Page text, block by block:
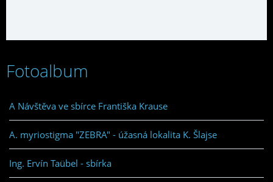
Fotoalbum
A Návštěva ve sbírce Františka Krause
A. myriostigma "ZEBRA" - úžasná lokalita K. Šlajse
Ing. Ervín Taübel - sbírka